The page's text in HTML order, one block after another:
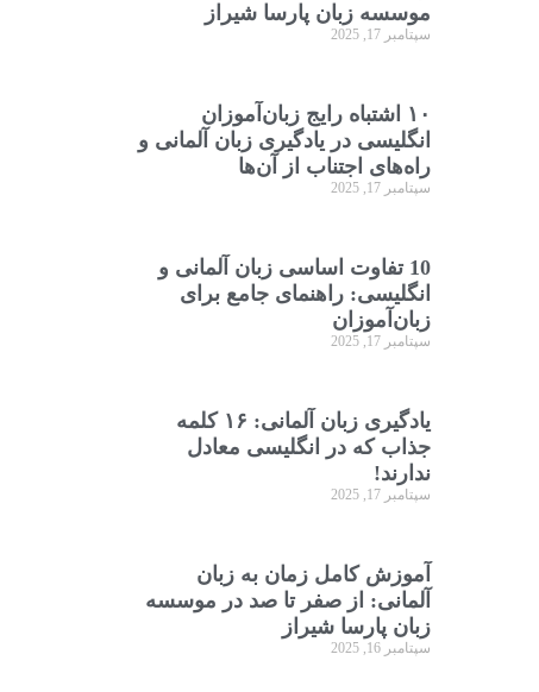
موسسه زبان پارسا شیراز
سپتامبر 17, 2025
۱۰ اشتباه رایج زبان‌آموزان
انگلیسی در یادگیری زبان آلمانی و
راه‌های اجتناب از آن‌ها
سپتامبر 17, 2025
10 تفاوت اساسی زبان آلمانی و
انگلیسی: راهنمای جامع برای
زبان‌آموزان
سپتامبر 17, 2025
یادگیری زبان آلمانی: ۱۶ کلمه
جذاب که در انگلیسی معادل
ندارند!
سپتامبر 17, 2025
آموزش کامل زمان به زبان
آلمانی: از صفر تا صد در موسسه
زبان پارسا شیراز
سپتامبر 16, 2025